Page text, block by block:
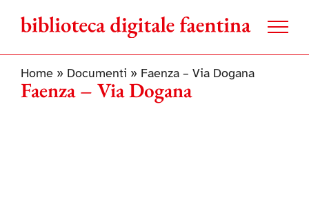
contenuto
Home» Documenti » Faenza – Via Dogana
Faenza – Via Dogana